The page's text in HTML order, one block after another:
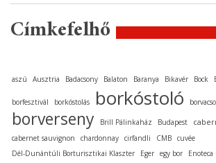
Címkefelhő
aszú Ausztria Badacsony Balaton Baranya Bikavér Bock
borfesztivál borkóstolás borkóstoló
borverseny Brill Pálinkaház Budapest
cabernet sauvignon chardonnay cirfandli CMB cuvée
Dél-Dunántúli Borturisztikai Klaszter
Eger egy bor Enoteca